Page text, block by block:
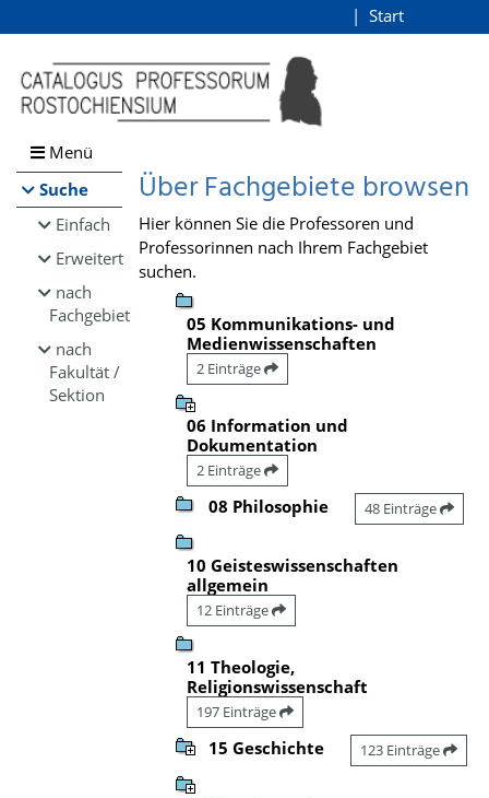
Browsen
direkt zum Inhalt
Start
Menü
Suche
Einfach
Erweitert
nach
Fachgebiet
nach
Fakultät /
Sektion
Über Fachgebiete browsen
Hier können Sie die Professoren und
Professorinnen nach Ihrem Fachgebiet
suchen.
05 Kommunikations- und
Medienwissenschaften
2 Einträge
06 Information und
Dokumentation
2 Einträge
08 Philosophie 48 Einträge
10 Geisteswissenschaften
allgemein
12 Einträge
11 Theologie,
Religionswissenschaft
197 Einträge
15 Geschichte 123 Einträge